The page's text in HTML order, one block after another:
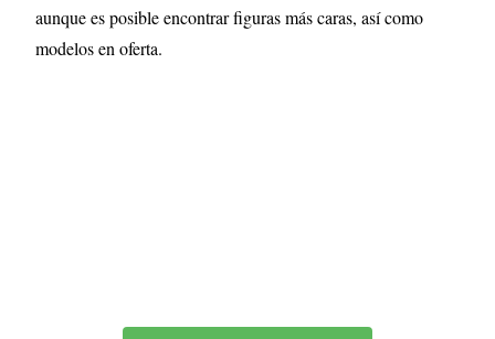
aunque es posible encontrar figuras más caras, así como
modelos en oferta.